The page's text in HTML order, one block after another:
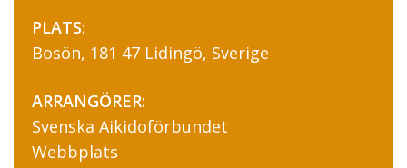
PLATS:
Bosön, 181 47 Lidingö, Sverige
ARRANGÖRER:
Svenska Aikidoförbundet
Webbplats